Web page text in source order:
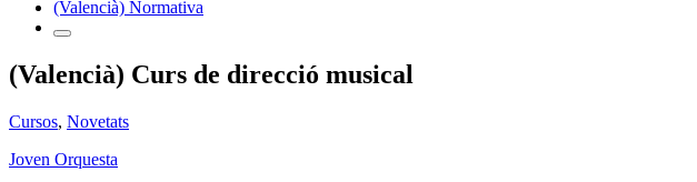
(Valencià) Normativa
(Valencià) Curs de direcció musical
Cursos, Novetats
Joven Orquesta